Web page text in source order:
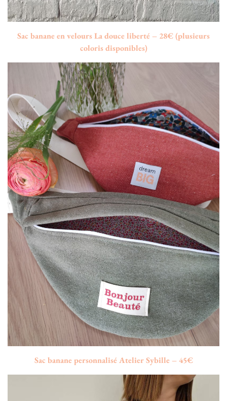
Sac banane en velours La douce liberté – 28€ (plusieurs
coloris disponibles)
Sac banane personnalisé Atelier Sybille – 45€